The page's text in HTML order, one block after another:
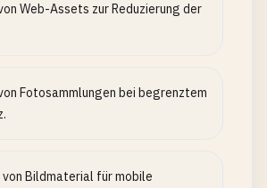
Web-Assets zur Reduzierung der
Fotosammlungen bei begrenztem
Bildmaterial für mobile